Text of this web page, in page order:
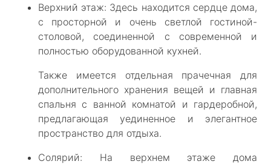
Верхний этаж: Здесь находится сердце дома,
с просторной и очень светлой гостиной-
столовой, соединенной с современной и
полностью оборудованной кухней.
Также имеется отдельная прачечная для
дополнительного хранения вещей и главная
спальня с ванной комнатой и гардеробной,
предлагающая уединенное и элегантное
пространство для отдыха.
Солярий: На верхнем этаже дома